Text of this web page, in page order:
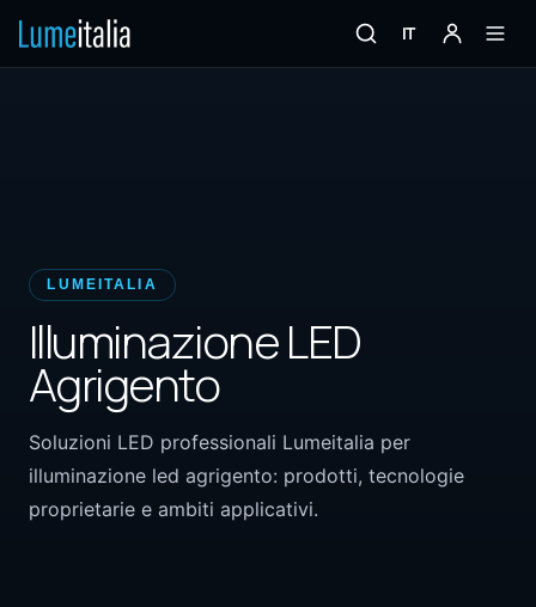
IT
LUMEITALIA
Illuminazione LED
Agrigento
Soluzioni LED professionali Lumeitalia per
illuminazione led agrigento: prodotti, tecnologie
proprietarie e ambiti applicativi.